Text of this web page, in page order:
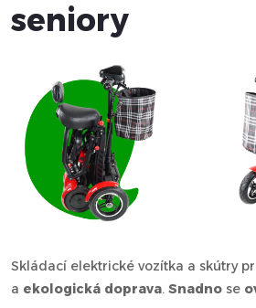
seniory
Skládací elektrické vozítka a skútry
a ekologická doprava. Snadno se